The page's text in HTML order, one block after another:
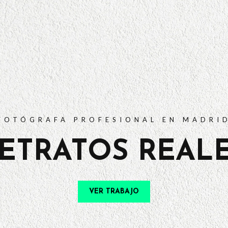
TARIFAS
PREGUNTAS FRECUENTES
CONTACTO
PROFESIONAL EN
VER TRABAJO